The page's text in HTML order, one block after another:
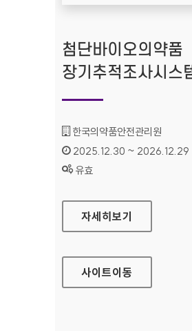
첨단바이오의약품
장기추적조사시스
기관명 :
한국의약품안전관리원
인증기간 :
2025.12.30 ~ 2026.12.29
상태 :
유효
첨단바이오의약품 장기
자세히보기
사이트이동